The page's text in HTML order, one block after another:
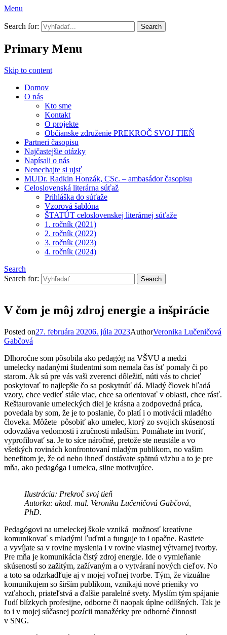
Menu
Prekroč svoj tieň
Search for:
Primary Menu
Skip to content
Domov
O nás
Kto sme
Kontakt
O projekte
Občianske združenie PREKROČ SVOJ TIEŇ
Partneri časopisu
Najčastejšie otázky
Napísali o nás
Nenechajte si ujsť
MUDr. Radkin Honzák, CSc. – ambasádor časopisu
Celoslovenská literárna súťaž
Prihláška do súťaže
Vzorová šablóna
ŠTATÚT celoslovenskej literárnej súťaže
1. ročník (2021)
2. ročník (2022)
3. ročník (2023)
4. ročník (2024)
Search
Search for:
V čom je môj zdroj energie a inšpirácie
Posted on27. februára 20206. júla 2023AuthorVeronika Lučeničová
Gabčová
Dlhoročne som pôsobila ako pedagóg na VŠVU a medzi
umelecky nadanými študentmi som nemala čas ísť pomaly či po
starom. Ak sú pre vás vaši zverenci dôležití, núti vás to chcieť
poskytovať to najlepšie čo sa poskytnúť dá. Mladý človek hľadá
vzory, chce vedieť stále viac, chce sa orientovať v oblasti, chce rásť.
Reštaurovanie umeleckých diel je krásna a zodpovedná práca,
povedala by som, že je to poslanie, čo platí i o motivácii mladého
človeka. Môžete pôsobiť ako umelec, ktorý zo svojich skúseností
odovzdáva vedomosti i zručnosti mladším. Pomáhate im tvoriť,
vyprofilovať sa. Je to síce náročné, pretože ste neustále a vo
všetkých rovinách konfrontovaní mladým publikom, no vašim
benefitom je, že od neho ihneď dostávate spätnú väzbu a to je pre
mňa, ako pedagóga i umelca, silne motivujúce.
Ilustrácia: Prekroč svoj tieň
Autorka: akad. mal. Veronika Lučeničová Gabčová,
PhD.
Pedagógovi na umeleckej škole vzniká možnosť kreatívne
komunikovať s mladými ľuďmi a funguje to i opačne. Rastiete
a vyvíjate sa v rovine myslenia i v rovine vlastnej výtvarnej tvorby.
Pre mňa je komunikácia čistý zdroj energie. Ide o vymieňanie
skúseností so zažitým, zažívaným a o vytváraní nových cieľov. No
a toto sa odzrkadľuje aj v mojej voľnej tvorbe. Tým, že vizuálne
komunikujem so širším publikom, vznikajú nové prieniky vo
vzťahoch, priateľstvá a ďalšie paralelné svety. Myslím tým spájanie
ľudí blízkych profesijne, odborne či naopak úplne odlišných. Tak je
to i v mojej súčasnej pozícii manažérky pre odborné činnosti
v SNG.